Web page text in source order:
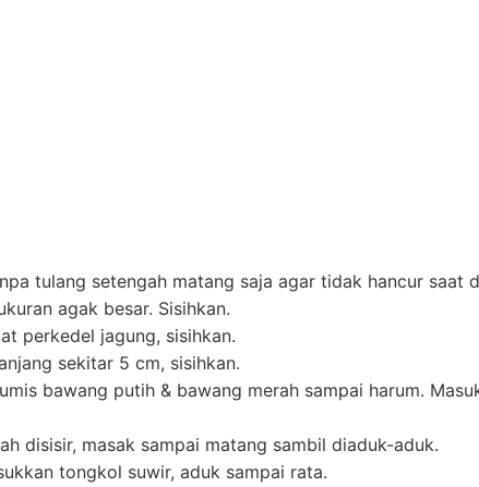
tulang setengah matang saja agar tidak hancur saat
agak besar. Sisihkan.
perkedel jagung, sisihkan.
sekitar 5 cm, sisihkan.
bawang putih & bawang merah sampai harum.
disisir, masak sampai matang sambil diaduk-aduk.
tongkol suwir, aduk sampai rata.